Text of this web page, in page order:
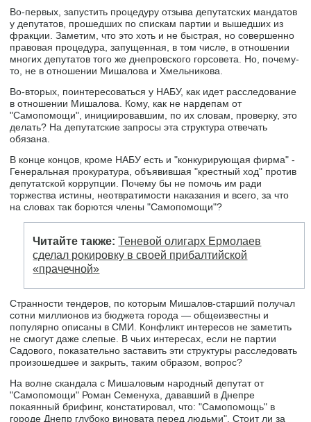
Во-первых, запустить процедуру отзыва депутатских мандатов
у депутатов, прошедших по спискам партии и вышедших из
фракции. Заметим, что это хоть и не быстрая, но совершенно
правовая процедура, запущенная, в том числе, в отношении
многих депутатов того же днепровского горсовета. Но, почему-
то, не в отношении Мишалова и Хмельникова.
Во-вторых, поинтересоваться у НАБУ, как идет расследование
в отношении Мишалова. Кому, как не нардепам от
"Самопомощи", инициировавшим, по их словам, проверку, это
делать? На депутатские запросы эта структура отвечать
обязана.
В конце концов, кроме НАБУ есть и "конкурирующая фирма" -
Генеральная прокуратура, объявившая "крестный ход" против
депутатской коррупции. Почему бы не помочь им ради
торжества истины, неотвратимости наказания и всего, за что
на словах так борются члены "Самопомощи"?
Читайте также: Теневой олигарх Ермолаев
сделал рокировку в своей прибалтийской
«прачечной»
Странности тендеров, по которым Мишалов-старший получал
сотни миллионов из бюджета города — общеизвестны и
популярно описаны в СМИ. Конфликт интересов не заметить
не смогут даже слепые. В чьих интересах, если не партии
Садового, показательно заставить эти структуры расследовать
произошедшее и закрыть, таким образом, вопрос?
На волне скандала с Мишаловым народный депутат от
"Самопомощи" Роман Семенуха, дававший в Днепре
покаянный брифинг, констатировал, что: "Самопомощь" в
городе Днепр глубоко виновата перед людьми". Стоит ли за